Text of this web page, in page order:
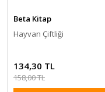
Beta Kitap
Hayvan Çiftliği
134,30 TL
158,00 TL